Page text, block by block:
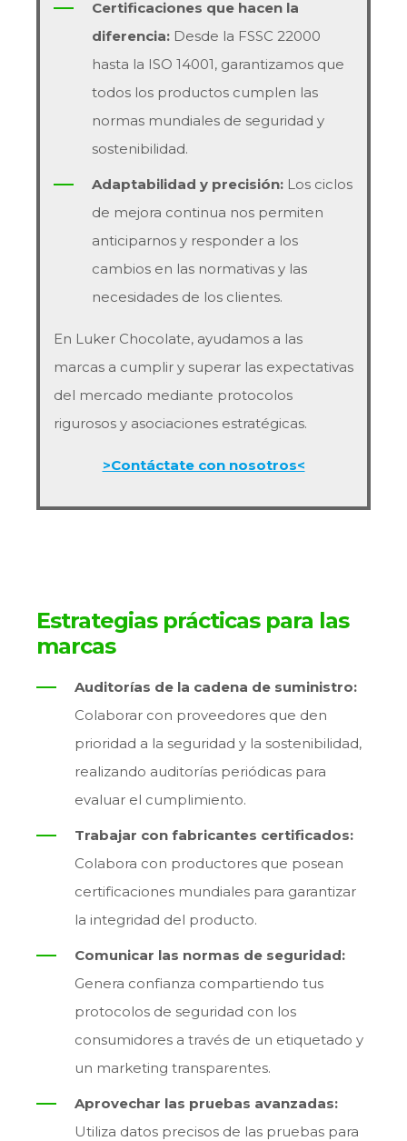
Certificaciones que hacen la
diferencia: Desde la FSSC 22000
hasta la ISO 14001, garantizamos que
todos los productos cumplen las
normas mundiales de seguridad y
sostenibilidad.
Adaptabilidad y precisión: Los ciclos
de mejora continua nos permiten
anticiparnos y responder a los
cambios en las normativas y las
necesidades de los clientes.
En Luker Chocolate, ayudamos a las
marcas a cumplir y superar las expectativas
del mercado mediante protocolos
rigurosos y asociaciones estratégicas.
>Contáctate con nosotros<
Estrategias prácticas para las
marcas
Auditorías de la cadena de suministro:
Colaborar con proveedores que den
prioridad a la seguridad y la sostenibilidad,
realizando auditorías periódicas para
evaluar el cumplimiento.
Trabajar con fabricantes certificados:
Colabora con productores que posean
certificaciones mundiales para garantizar
la integridad del producto.
Comunicar las normas de seguridad:
Genera confianza compartiendo tus
protocolos de seguridad con los
consumidores a través de un etiquetado y
un marketing transparentes.
Aprovechar las pruebas avanzadas:
Utiliza datos precisos de las pruebas para